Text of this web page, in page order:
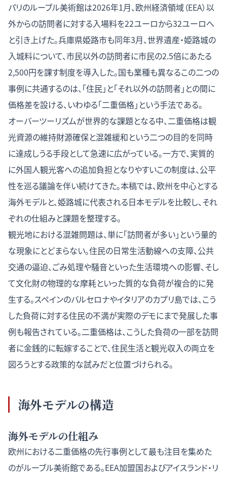
パリのルーブル美術館は2026年1月、欧州経済領域（EEA）以
外からの訪問者に対する入場料を22ユーロから32ユーロへ
と引き上げた。兵庫県姫路市も同年3月、世界遺産・姫路城の
入城料について、市民以外の訪問者に市民の2.5倍にあたる
2,500円を課す制度を導入した。国も業種も異なるこの二つの
事例に共通するのは、「住民」と「それ以外の訪問者」との間に
価格差を設ける、いわゆる「二重価格」という手法である。
オーバーツーリズムが世界的な課題となる中、二重価格は観
光資源の維持財源確保と混雑緩和という二つの目的を同時
に達成しうる手段として急速に広がっている。一方で、実質的
に外国人観光客への追加負担となりやすいこの制度は、公平
性を巡る議論を伴い続けてきた。本稿では、欧州を中心とする
海外モデルと、姫路城に代表される日本モデルを比較し、それ
ぞれの仕組みと課題を整理する。
観光地における混雑問題は、単に「訪問者が多い」という量的
な現象にとどまらない。住民の日常生活動線への支障、公共
交通の逼迫、ごみ処理や騒音といった生活環境への影響、そし
て文化財の物理的な摩耗といった質的な負荷が複合的に発
生する。スペインのバルセロナやイタリアのカプリ島では、こう
した負荷に対する住民の不満が実際のデモにまで発展した事
例も報告されている。二重価格は、こうした負荷の一部を訪問
者に金銭的に転嫁することで、住民生活と観光収入の両立を
図ろうとする政策的な試みだと位置づけられる。
海外モデルの構造
海外モデルの仕組み
欧州における二重価格の先行事例として最も注目を集めた
のがルーブル美術館である。EEA加盟国およびアイスランド・リ